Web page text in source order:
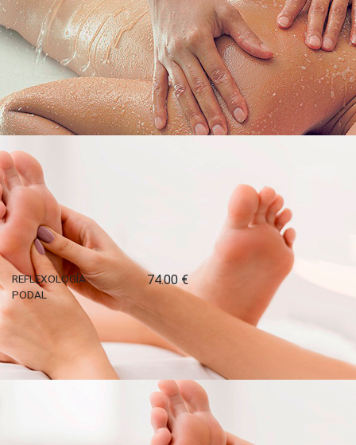
MASAJE VICHY CON ACEITES ESENCIALES
Masaje bajo una ducha de agua ozonizada de 20 minutos..
52.00€
COMPRA O REGALA
REFLEXOLOGÍA
PODAL
74.00 €
COMPRA O REGALA